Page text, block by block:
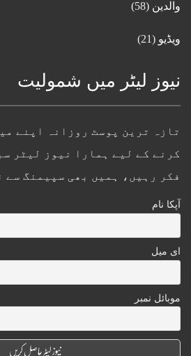
والدین (58)
ویڈیو (21)
نیوز لیٹر میں شمولیت
تازہ ترین پوسٹ روزانہ اپنے
کرنے کے لیے ہمارا نیوز لیٹر
فکر رہیں، ہمیں بھی سپیمنگ سے
آپکا نام
ای میل
موبائل نمبر